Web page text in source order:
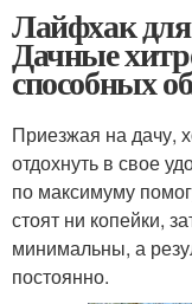
Лайфхак
Дачные
способных
Приезжая на дачу,
отдохнуть в свое
по максимуму
стоят ни копейки,
минимальны, а
постоянно.